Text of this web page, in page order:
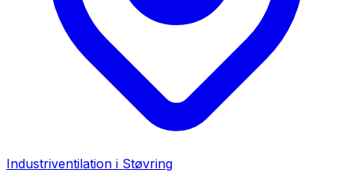
Industriventilation i Støvring